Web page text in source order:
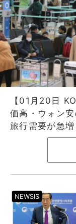
【01月20日
価高・ウォン
旅行需要が急増